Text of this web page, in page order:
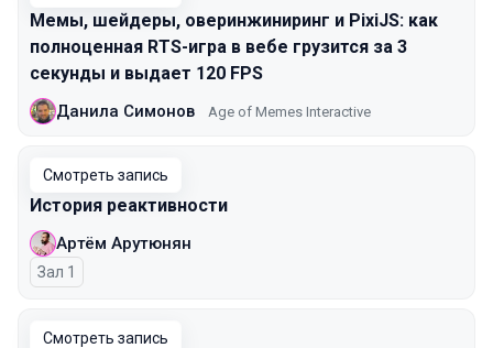
Мемы, шейдеры, оверинжиниринг и PixiJS: как
полноценная RTS-игра в вебе грузится за 3
секунды и выдает 120 FPS
Данила Симонов Age of Memes Interactive
Смотреть запись
История реактивности
Артём Арутюнян
Зал 1
Смотреть запись